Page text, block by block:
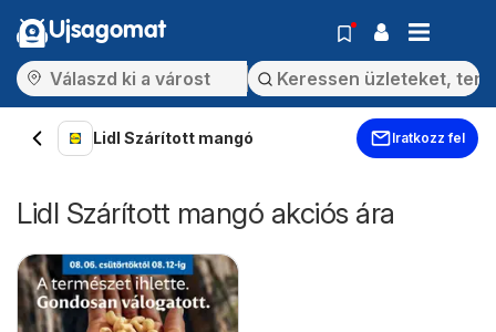
Ujsagomat
Lidl Szárított mangó Iratkozz fel
Lidl Szárított mangó akciós ára